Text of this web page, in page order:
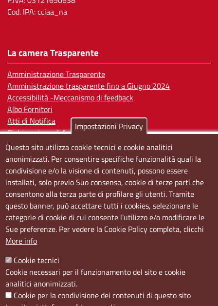
Cod. IPA: cciaa_na
La camera Trasparente
Amministrazione Trasparente
Amministrazione trasparente fino a Giugno 2024
Accessibilità -Meccanismo di feedback
Albo Fornitori
Atti di Notifica
Dichiarazione di Accessibilità
Sedi e orari
Sede Centrale:
Via S. Aspreno, 2, 80133 Napoli NA
Sede Secondaria:
Corso Meridionale, 58 80143 Napoli NA
Orari
Il venerdì dalle ore 8.50 alle ore 11.00
Social
Impostazioni Privacy
Questo sito utilizza cookie tecnici e cookie analitici
anonimizzati. Per consentire specifiche funzionalità quali la
condivisione e/o la visione di contenuti, possono essere
installati, solo previo Suo consenso, cookie di terze parti che
consentono alla terza parte di profilare gli utenti. Tramite
questo banner, può accettare tutti i cookies, selezionare le
categorie di cookie di cui consente l’utilizzo e/o modificare le
Sue preferenze. Per vedere la Cookie Policy completa, clicchi
More info
Cookie tecnici
Cookie necessari per il funzionamento del sito e cookie
analitici anonimizzati.
Cookie per la condivisione dei contenuti di questo sito